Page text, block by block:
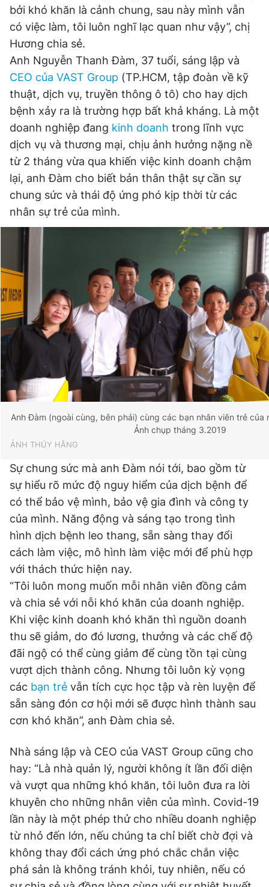
Đặt báo Quảng cáo RSS Tòa soạn Chính sách bảo
Tổng biên tập: Nguyễn Ngọc Toàn
Phó tổng biên tập thường trực: Hải Thành
Phó tổng biên tập: Lâm Hiếu Dũng
Phó tổng biên tập: Trần Việt Hưng
Tổng thư ký tòa soạn: Đức Trung
Giấy phép xuất bản số 110/GP - BTTTT cấp ngày 24.3.2020
© 2003-2026 Bản quyền thuộc về Báo Thanh Niên. Cấm sao
chép dưới mọi hình thức nếu không có sự chấp thuận bằng văn
bản. Phát triển bởi ePi Technologies, JSC.
bởi khó khăn là cảnh chung, sau này mình vẫn
có việc làm, tôi luôn nghĩ lạc quan như vậy”, chị
Hương chia sẻ.
Anh Nguyễn Thanh Đàm, 37 tuổi, sáng lập và
CEO của VAST Group (TP.HCM, tập đoàn về kỹ
thuật, dịch vụ, truyền thông ô tô) cho hay dịch
bệnh xảy ra là trường hợp bất khả kháng. Là một
doanh nghiệp đang kinh doanh trong lĩnh vực
dịch vụ và thương mại, chịu ảnh hưởng nặng nề
từ 2 tháng vừa qua khiến việc kinh doanh chậm
lại, anh Đàm cho biết bản thân thật sự cần sự
chung sức và thái độ ứng phó kịp thời từ các
nhân sự trẻ của mình.
Anh Đàm (ngoài cùng, bên phải) cùng các bạn nhân viên trẻ của
Ảnh chụp tháng 3.2019
ẢNH THÚY HẰNG
Sự chung sức mà anh Đàm nói tới, bao gồm từ
sự hiểu rõ mức độ nguy hiểm của dịch bệnh để
có thể bảo vệ mình, bảo vệ gia đình và công ty
của mình. Năng động và sáng tạo trong tình
hình dịch bệnh leo thang, sẵn sàng thay đổi
cách làm việc, mô hình làm việc mới để phù hợp
với thách thức hiện nay.
“Tôi luôn mong muốn mỗi nhân viên đồng cảm
và chia sẻ với nỗi khó khăn của doanh nghiệp.
Khi việc kinh doanh khó khăn thì nguồn doanh
thu sẽ giảm, do đó lương, thưởng và các chế độ
đãi ngộ có thể cùng giảm để cùng tồn tại cùng
vượt dịch thành công. Nhưng tôi luôn kỳ vọng
các bạn trẻ vẫn tích cực học tập và rèn luyện để
sẵn sàng đón cơ hội mới sẽ được hình thành sau
cơn khó khăn”, anh Đàm chia sẻ.
Nhà sáng lập và CEO của VAST Group cũng cho
hay: “Là nhà quản lý, người không ít lần đối diện
và vượt qua những khó khăn, tôi luôn đưa ra lời
khuyên cho những nhân viên của mình. Covid-19
lần này là một phép thử cho nhiều doanh nghiệp
từ nhỏ đến lớn, nếu chúng ta chỉ biết chờ đợi và
không thay đổi cách ứng phó chắc chắn việc
phá sản là không tránh khỏi, tuy nhiên, nếu có